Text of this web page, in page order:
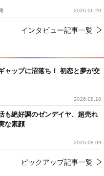
ャップに沼落ち！ 初恋と夢が交
2026.08.10
も絶好調のゼンデイヤ、超売れ
な素顔
2026.08.09
ピックアップ記事一覧
2026.06.20
インタビュー記事一覧